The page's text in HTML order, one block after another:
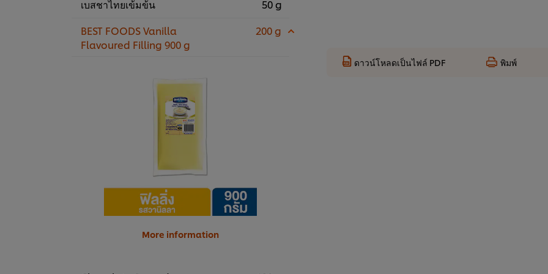
เบสชาไทยเข้มข้น
50 g
BEST FOODS Vanilla
Flavoured Filling 900 g
200 g
More information
ดาวน์โหลดเป็นไฟล์ PDF พิมพ์